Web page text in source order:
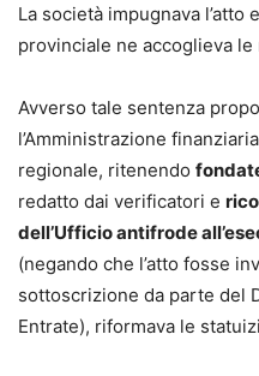
La società impugnava
provinciale ne accoglieva le
Avverso tale sentenza
l’Amministrazione
regionale, ritenendo
redatto dai verificatori e
dell’Ufficio antifrode
(negando che l’atto fosse
sottoscrizione da parte del
Entrate), riformava le